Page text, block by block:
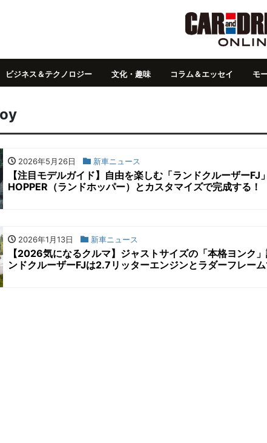
ビジネス＆テクノロジー 文化・趣味 コラム＆エッセイ モ
2026年5月26日 新車ニュース
【注目モデルガイド】自由を楽しむ「ランドクルーザーFJ
HOPPER（ランドホッパー）とカスタマイズで完成する！
2026年1月13日 新車ニュース
【2026気になるクルマ】ジャストサイズの「本格ヨンク
ンドクルーザーFJは2.7リッターエンジンとラダーフレー